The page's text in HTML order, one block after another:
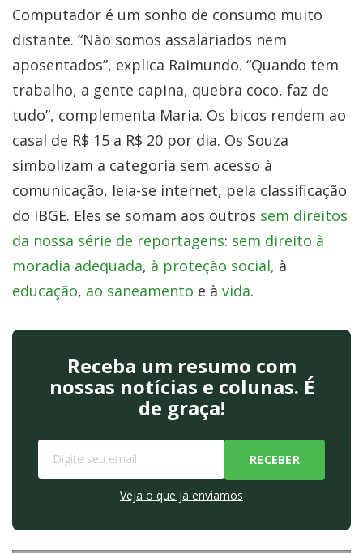
Computador é um sonho de consumo muito
distante. “Não somos assalariados nem
aposentados”, explica Raimundo. “Quando tem
trabalho, a gente capina, quebra coco, faz de
tudo”, complementa Maria. Os bicos rendem ao
casal de R$ 15 a R$ 20 por dia. Os Souza
simbolizam a categoria sem acesso à
comunicação, leia-se internet, pela classificação
do IBGE. Eles se somam aos outros sem direitos
da nossa série de reportagens: sem direito à
moradia adequada, à proteção social, à
educação, ao saneamento e à vida.
Receba um resumo com
nossas notícias e colunas. É
de graça!
Veja o que já enviamos